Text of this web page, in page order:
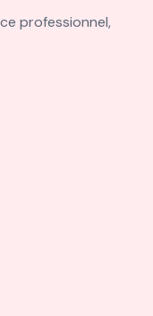
professionnel,